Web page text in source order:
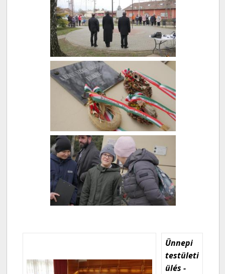
Ünnepi
testületi
ülés -